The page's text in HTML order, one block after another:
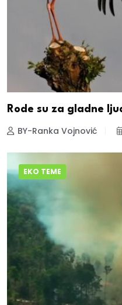
Rode su za gladne
BY-Ranka Vojnović
EKO TEME